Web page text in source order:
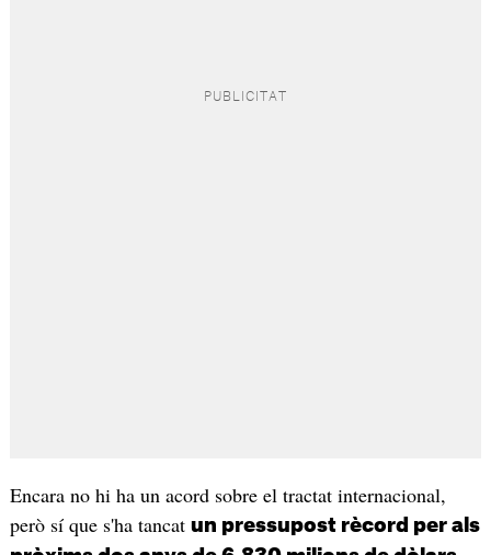
Encara no hi ha un acord sobre el tractat internacional,
però sí que s'ha tancat un pressupost rècord per als